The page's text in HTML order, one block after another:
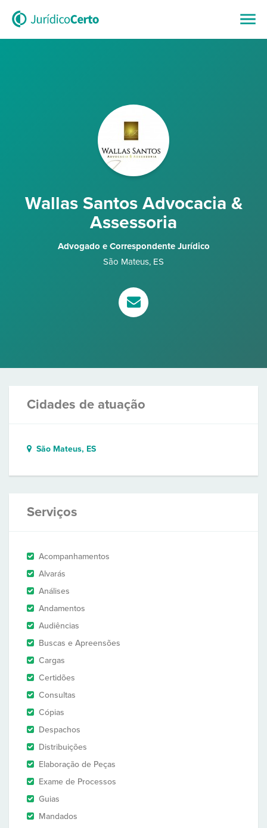
Wallas Santos Advocacia &
Assessoria
Advogado e Correspondente Jurídico
São Mateus, ES
Cidades de atuação
São Mateus, ES
Serviços
Acompanhamentos
Alvarás
Análises
Andamentos
Audiências
Buscas e Apreensões
Cargas
Certidões
Consultas
Cópias
Despachos
Distribuições
Elaboração de Peças
Exame de Processos
Guias
Mandados